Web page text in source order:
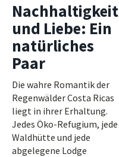
Nachhaltigkeit
und Liebe: Ein
natürliches
Paar
Die wahre Romantik der
Regenwälder Costa Ricas
liegt in ihrer Erhaltung.
Jedes Öko-Refugium, jede
Waldhütte und jede
abgelegene Lodge